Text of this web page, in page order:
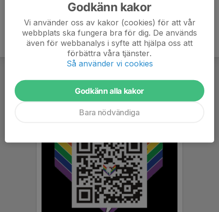
Godkänn kakor
Vi använder oss av kakor (cookies) för att vår
webbplats ska fungera bra för dig. De används
även för webbanalys i syfte att hjälpa oss att
förbättra våra tjänster.
Så använder vi cookies
Godkänn alla kakor
Bara nödvändiga